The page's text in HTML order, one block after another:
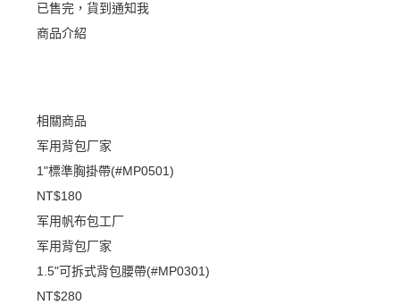
已售完，貨到通知我
商品介紹
相關商品
军用背包厂家
1"標準胸掛帶(#MP0501)
NT$180
军用帆布包工厂
军用背包厂家
1.5"可拆式背包腰帶(#MP0301)
NT$280